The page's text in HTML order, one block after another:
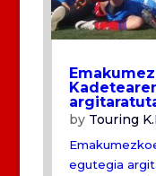
by Touring
egutegia